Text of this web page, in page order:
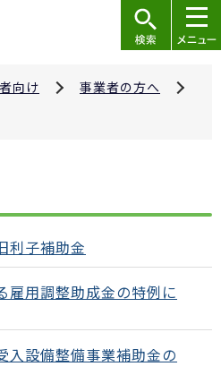
向け
事業者の方へ
利子補助金
雇用調整助成金の特例に
入設備整備事業補助金の